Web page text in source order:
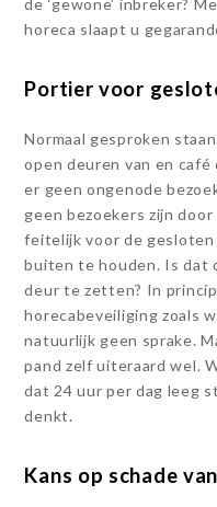
de ‘gewone’ inbreker?
horeca slaapt u
Portier voor
Normaal gesproken
open deuren van en
er geen ongenode
geen bezoekers zijn
feitelijk voor de gesloten
buiten te houden. Is dat
deur te zetten? In
horecabeveiliging zoals
natuurlijk geen sprake.
pand zelf uiteraard wel.
dat 24 uur per dag leeg
denkt.
Kans op schade